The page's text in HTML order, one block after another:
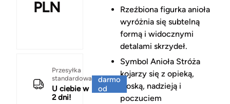
PLN
Przesyłka
standardowa
U ciebie w
2 dni!
darmo
od
Rzeźbiona figurka anioła
wyróżnia się subtelną
formą i widocznymi
detalami skrzydeł.
Symbol Anioła Stróża
kojarzy się z opieką,
troską, nadzieją i
poczuciem